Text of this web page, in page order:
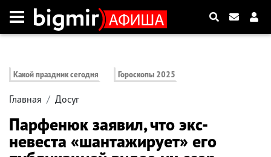
Какой праздник сегодня Гороскопы 2025
Главная Досуг
Парфенюк заявил, что экс-
невеста «шантажирует» его